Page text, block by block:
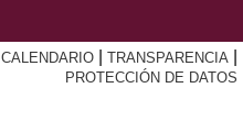
CALENDARIO TRANSPARENCIA
PROTECCIÓN DE DATOS